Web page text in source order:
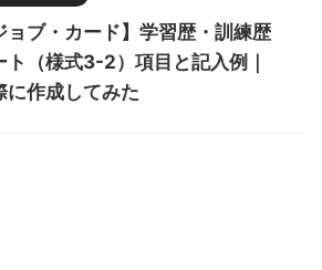
ョブ・カード】学習歴・訓練歴
ト（様式3-2）項目と記入例｜
に作成してみた